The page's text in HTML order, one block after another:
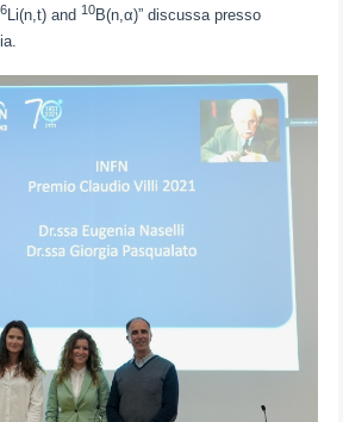
6Li(n,t) and10B(n,α)” discussa presso